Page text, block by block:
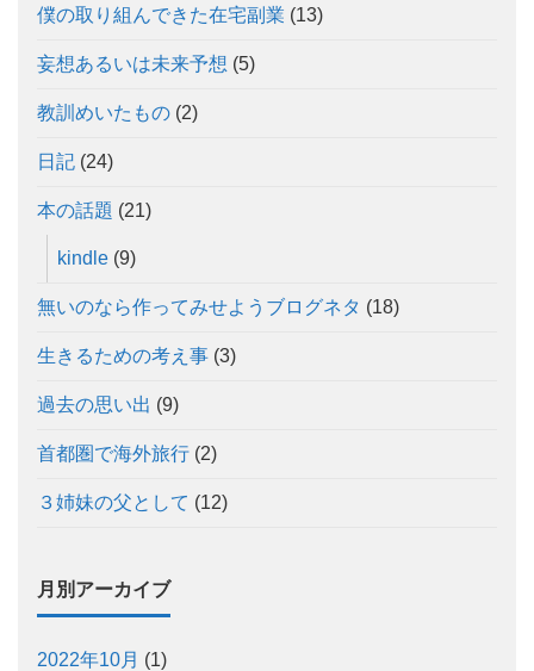
僕の取り組んできた在宅副業 (13)
妄想あるいは未来予想 (5)
教訓めいたもの (2)
日記 (24)
本の話題 (21)
kindle (9)
無いのなら作ってみせようブログネタ (18)
生きるための考え事 (3)
過去の思い出 (9)
首都圏で海外旅行 (2)
３姉妹の父として (12)
月別アーカイブ
2022年10月 (1)